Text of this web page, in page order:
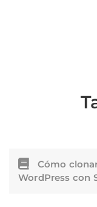
Cómo
WordPress con